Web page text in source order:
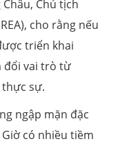
Chủ tịch
cho rằng nếu
triển khai
đổi vai trò từ
sự.
ngập mặn đặc
có nhiều tiềm